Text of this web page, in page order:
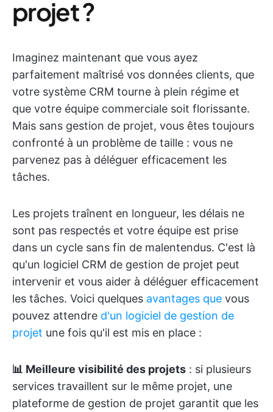
projet ?
Imaginez maintenant que vous ayez
parfaitement maîtrisé vos données clients, que
votre système CRM tourne à plein régime et
que votre équipe commerciale soit florissante.
Mais sans gestion de projet, vous êtes toujours
confronté à un problème de taille : vous ne
parvenez pas à déléguer efficacement les
tâches.
Les projets traînent en longueur, les délais ne
sont pas respectés et votre équipe est prise
dans un cycle sans fin de malentendus. C'est là
qu'un logiciel CRM de gestion de projet peut
intervenir et vous aider à déléguer efficacement
les tâches. Voici quelques avantages que vous
pouvez attendre d'un logiciel de gestion de
projet une fois qu'il est mis en place :
📊 Meilleure visibilité des projets : si plusieurs
services travaillent sur le même projet, une
plateforme de gestion de projet garantit que les